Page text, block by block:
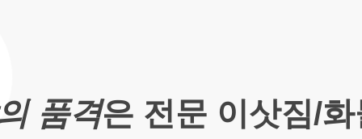
품격은 전문 이삿짐/